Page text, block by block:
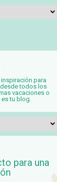
para
desde todos los
vacaciones o
es tu blog.
para una